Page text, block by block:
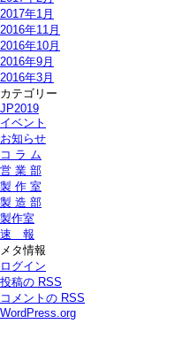
2017年1月
2016年11月
2016年10月
2016年9月
2016年3月
カテゴリー
JP2019
イベント
お知らせ
コ ラ ム
営 業 部
製 作 室
製 造 部
製作室
速 報
メタ情報
ログイン
投稿の RSS
コメントの RSS
WordPress.org